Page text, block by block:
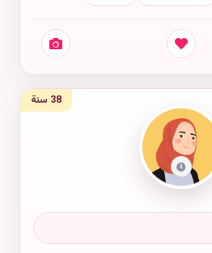
38 سنة